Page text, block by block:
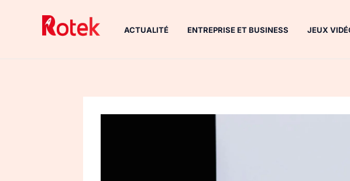
ACTUALITÉ ENTREPRISE ET BUSINESS JEUX